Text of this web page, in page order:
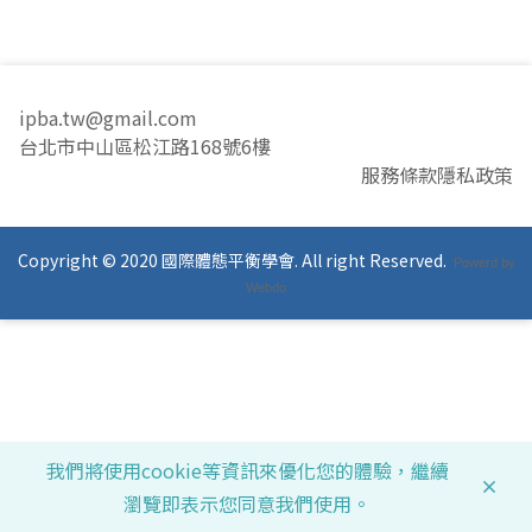
ipba.tw@gmail.com
台北市中山區松江路168號6樓
服務條款隱私政策
Copyright © 2020 國際體態平衡學會. All right Reserved.
Powerd by
Webdo
我們將使用cookie等資訊來優化您的體驗，繼續
瀏覽即表示您同意我們使用。